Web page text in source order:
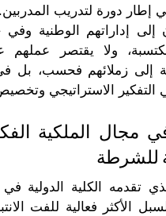
دورة لتدريب المدربين.
إلى إداراتهم الوطنية
ولا يقتصر
إلى زملائهم فحسب، بل
التفكير الاستراتيجي
مجال الملكية
للشرطة
تقدمه الكلية الدولية في
الأكثر فعالية للفت